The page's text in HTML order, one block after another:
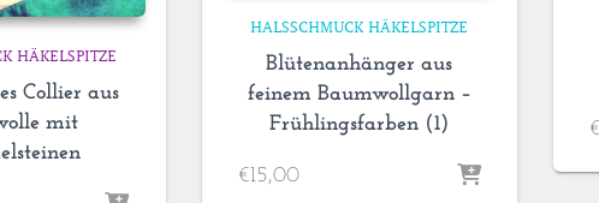
HÄKELSPITZE
Collier aus
mit
HALSSCHMUCK HÄKELSPITZE
Blütenanhänger aus
feinem Baumwollgarn –
Frühlingsfarben (1)
€15,00
€